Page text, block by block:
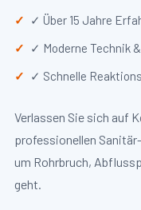
✓ Über 15 Jahre
✓ Moderne Technik
✓ Schnelle
Verlassen Sie sich auf
professionellen
um Rohrbruch,
geht.